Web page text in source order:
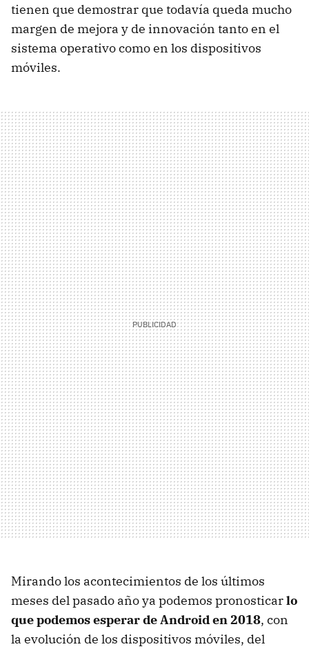
tienen que demostrar que todavía queda mucho
margen de mejora y de innovación tanto en el
sistema operativo como en los dispositivos
móviles.
Mirando los acontecimientos de los últimos
meses del pasado año ya podemos pronosticarlo
que podemos esperar de Android en 2018, con
la evolución de los dispositivos móviles, del